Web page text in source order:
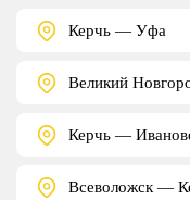
Керчь — Уфа
Великий
Керчь —
Всеволожск —